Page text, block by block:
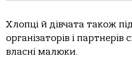
Хлопці й дівчата також
організаторів і
власні малюки.